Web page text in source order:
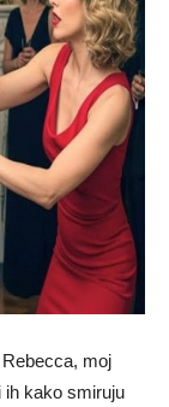
moj
ih kako smiruju